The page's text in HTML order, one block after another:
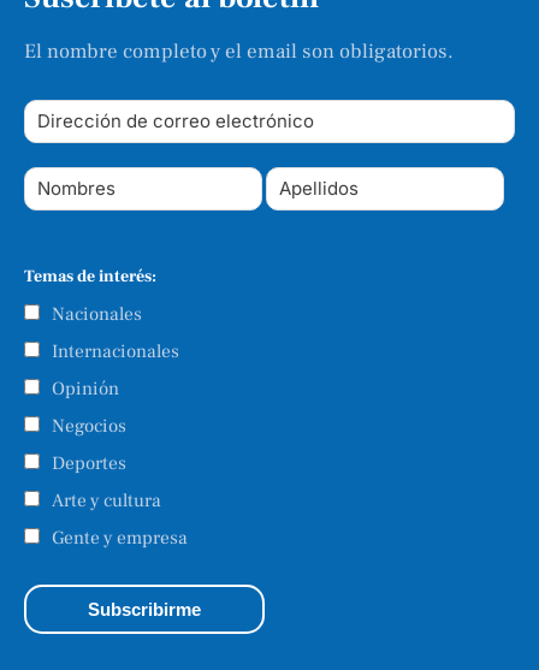
El nombre completo y el email son obligatorios.
Temas de interés:
Nacionales
Internacionales
Opinión
Negocios
Deportes
Arte y cultura
Gente y empresa